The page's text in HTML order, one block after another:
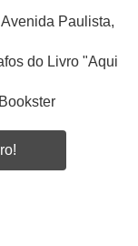
Paulista,
do Livro "Aqui